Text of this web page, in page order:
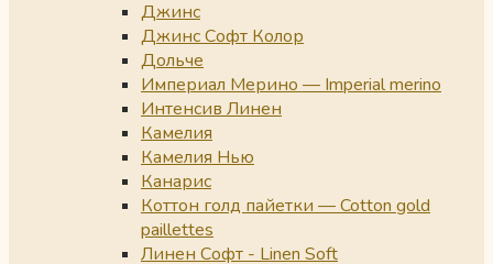
Джинс
Джинс Софт Колор
Дольче
Империал Мерино — Imperial merino
Интенсив Линен
Камелия
Камелия Нью
Канарис
Коттон голд пайетки — Cotton gold
paillettes
Линен Софт - Linen Soft